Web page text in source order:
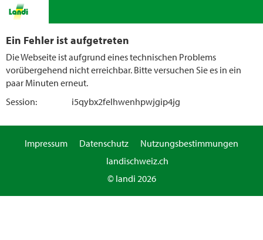
Ein Fehler ist aufgetreten
Die Webseite ist aufgrund eines technischen Problems
vorübergehend nicht erreichbar. Bitte versuchen Sie es in ein
paar Minuten erneut.
Session:
i5qybx2felhwenhpwjgip4jg
Impressum Datenschutz
Nutzungsbestimmungen
landischweiz.ch
© landi 2026